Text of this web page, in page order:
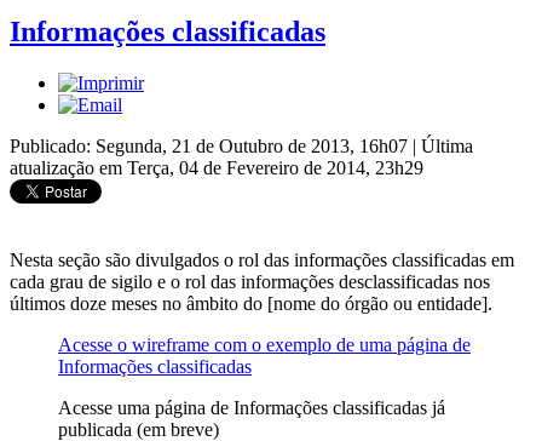
Informações classificadas
Publicado: Segunda, 21 de Outubro de 2013, 16h07 | Última
atualização em Terça, 04 de Fevereiro de 2014, 23h29
Nesta seção são divulgados o rol das informações classificadas em
cada grau de sigilo e o rol das informações desclassificadas nos
últimos doze meses no âmbito do [nome do órgão ou entidade].
Acesse o wireframe com o exemplo de uma página de
Informações classificadas
Acesse uma página de Informações classificadas já
publicada (em breve)